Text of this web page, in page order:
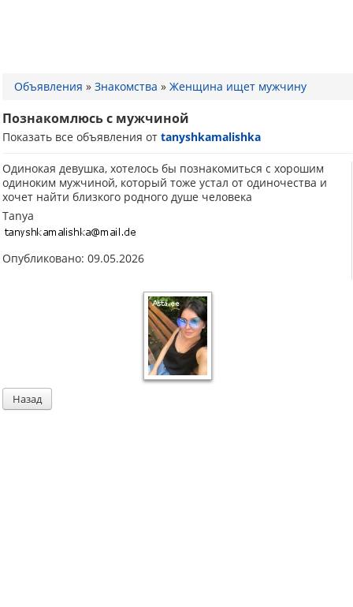
Объявления » Знакомства » Женщина ищет мужчину
Познакомлюсь с мужчиной
Показать все объявления от tanyshkamalishka
Одинокая девушка, хотелось бы познакомиться с хорошим
одиноким мужчиной, который тоже устал от одиночества и
хочет найти близкого родного душе человека
Tanya
Опубликовано: 09.05.2026
Назад